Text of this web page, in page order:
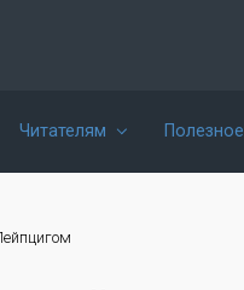
Читателям Полезное